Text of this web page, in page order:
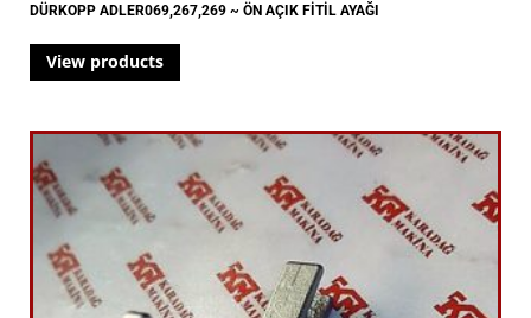
DÜRKOPP ADLER069,267,269 ~ ÖN AÇIK FİTİL AYAĞI
View products